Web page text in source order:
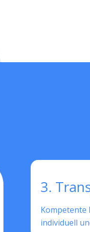
3.
Kompetente
individuell